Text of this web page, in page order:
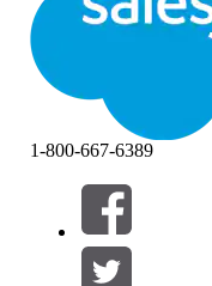
Sluiten Sluiten
Filters (0)
FILTERS SELECTEREN
1-800-667-6389